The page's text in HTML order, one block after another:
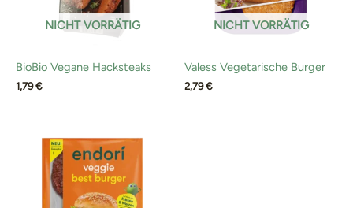
NICHT VORRÄTIG
BioBio Vegane Hacksteaks
1,79€
NICHT VORRÄTIG
Valess Vegetarische Burger
2,79€